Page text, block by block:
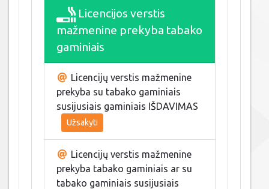
Licencijos verstis
mažmenine prekyba tabako
gaminiais
Licencijų verstis mažmenine
prekyba su tabako gaminiais
susijusiais gaminiais IŠDAVIMAS
Užsakyti
Licencijų verstis mažmenine
prekyba tabako gaminiais ar su
tabako gaminiais susijusiais